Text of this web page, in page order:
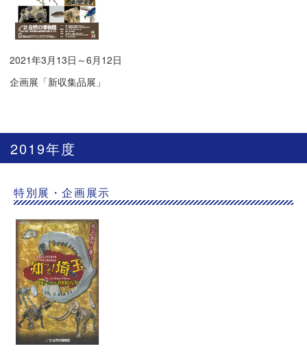
2021年3月13日～6月12日
企画展「新収集品展」
2019年度
特別展・企画展示